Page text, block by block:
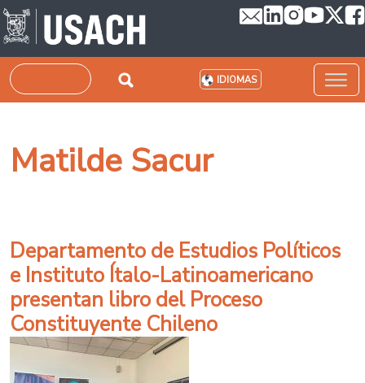
Pasar al contenido principal
Buscar IDIOMAS
Matilde Sacur
Departamento de Estudios Políticos
e Instituto Ítalo-Latinoamericano
presentan libro del Proceso
Constituyente Chileno